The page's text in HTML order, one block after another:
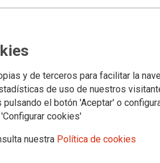
y de terceros para facilitar la
de uso de nuestros
el botón 'Aceptar' o
cookies'
nuestra Política de cookies
para el Diálogo Social
se ha constituido el Pleno del Consejo